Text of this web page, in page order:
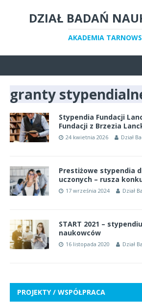
DZIAŁ BADAŃ
AKADEMIA
granty
Stypendia Fundacji
Fundacji z Brzezia
24 kwietnia 2026 Dział
Prestiżowe stypendia
uczonych – rusza
17 września 2024 Dział
START 2021 –
naukowców
16 listopada 2020 Dział
PROJEKTY / WSPÓŁPRACA